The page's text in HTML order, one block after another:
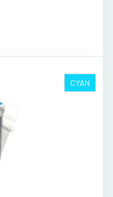
CYAN